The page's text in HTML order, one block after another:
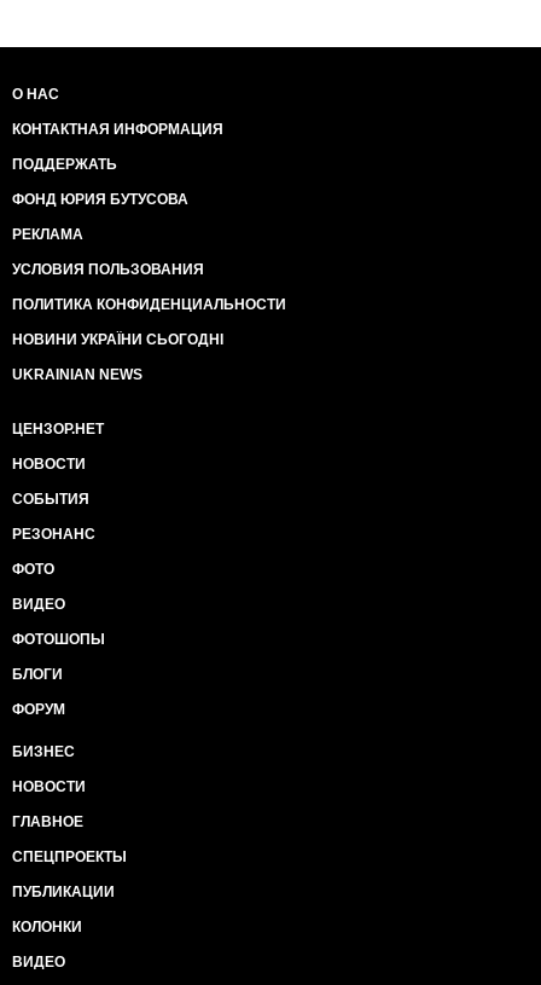
О НАС
КОНТАКТНАЯ ИНФОРМАЦИЯ
ПОДДЕРЖАТЬ
ФОНД ЮРИЯ БУТУСОВА
РЕКЛАМА
УСЛОВИЯ ПОЛЬЗОВАНИЯ
ПОЛИТИКА КОНФИДЕНЦИАЛЬНОСТИ
НОВИНИ УКРАЇНИ СЬОГОДНІ
UKRAINIAN NEWS
ЦЕНЗОР.НЕТ
НОВОСТИ
СОБЫТИЯ
РЕЗОНАНС
ФОТО
ВИДЕО
ФОТОШОПЫ
БЛОГИ
ФОРУМ
БИЗНЕС
НОВОСТИ
ГЛАВНОЕ
СПЕЦПРОЕКТЫ
ПУБЛИКАЦИИ
КОЛОНКИ
ВИДЕО